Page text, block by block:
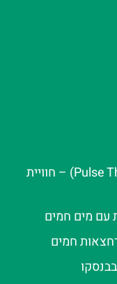
פולס טרמה בנסקו (Pulse Therme Bansko) – חוויית
עם מים חמים
חמים